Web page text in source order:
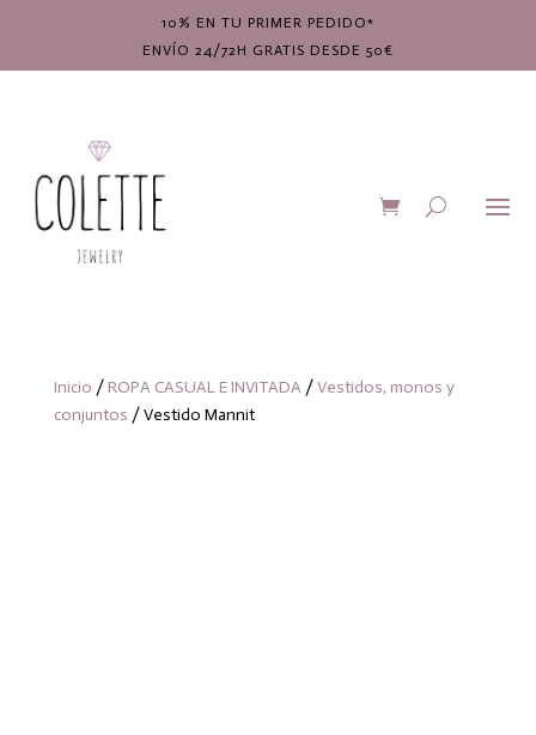
10% EN TU PRIMER PEDIDO*
ENVÍO 24/72H GRATIS DESDE 50€
Inicio / ROPA CASUAL E INVITADA /Vestidos, monos y
conjuntos / Vestido Mannit